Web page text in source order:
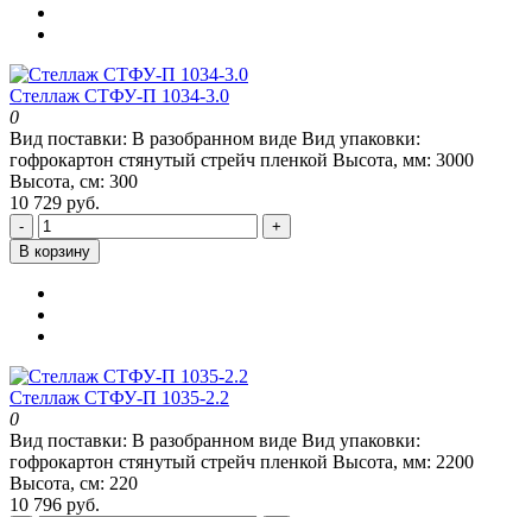
Стеллаж СТФУ-П 1034-3.0
0
Вид поставки: В разобранном виде Вид упаковки:
гофрокартон стянутый стрейч пленкой Высота, мм: 3000
Высота, см: 300
10 729 руб.
-
+
В корзину
Стеллаж СТФУ-П 1035-2.2
0
Вид поставки: В разобранном виде Вид упаковки:
гофрокартон стянутый стрейч пленкой Высота, мм: 2200
Высота, см: 220
10 796 руб.